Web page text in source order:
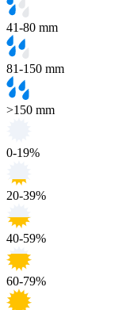
41-80 mm
81-150 mm
>150 mm
0-19%
20-39%
40-59%
60-79%